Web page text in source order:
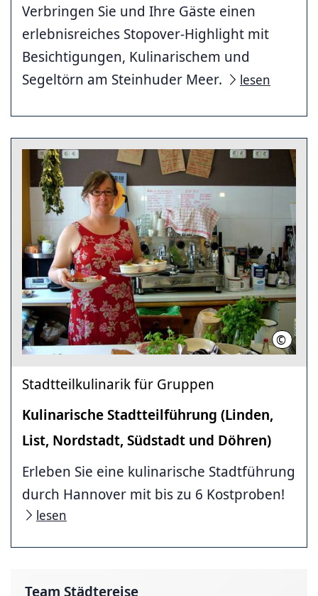
Verbringen Sie und Ihre Gäste einen
erlebnisreiches Stopover-Highlight mit
Besichtigungen, Kulinarischem und
Segeltörn am Steinhuder Meer.
lesen
© eat-
Stadtteilkulinarik für Gruppen
Kulinarische Stadt­teil­führung (Linden,
List, Nordstadt, Südstadt und Döhren)
Erleben Sie eine kulinarische Stadtführung
durch Hannover mit bis zu 6 Kostproben!
lesen
Team Städtereise